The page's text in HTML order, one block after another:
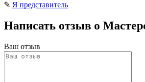
✎ Я представитель
Написать отзыв о
Ваш отзыв